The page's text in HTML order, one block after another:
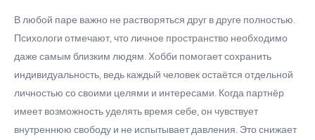
В любой паре важно не растворяться друг в друге полностью.
Психологи отмечают, что личное пространство необходимо
даже самым близким людям. Хобби помогает сохранить
индивидуальность, ведь каждый человек остаётся отдельной
личностью со своими целями и интересами. Когда партнёр
имеет возможность уделять время себе, он чувствует
внутреннюю свободу и не испытывает давления. Это снижает